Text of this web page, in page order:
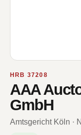
HRB 37208
AAA
GmbH
Amtsgericht Köln ·